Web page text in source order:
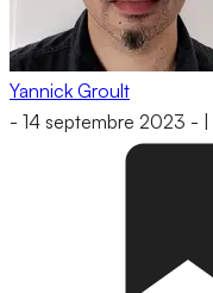
Yannick Groult
- 14 septembre 2023 -